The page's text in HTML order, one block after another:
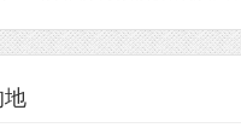
地